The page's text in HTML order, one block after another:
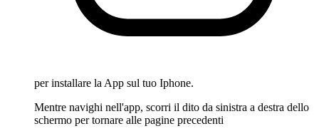
per installare la App sul tuo Iphone.
Mentre navighi nell'app, scorri il dito da sinistra a destra dello
schermo per tornare alle pagine precedenti